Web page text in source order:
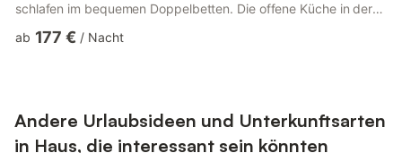
schlafen im bequemen Doppelbetten. Die offene Küche in der
Geschirr sind vorhanden, ein Cerankochfeld, Backofen, ein
Kapselmaschine). Ein kleines...
ab 177 € / Nacht
Andere Urlaubsideen und Unterkunftsarten
in Haus, die interessant sein könnten